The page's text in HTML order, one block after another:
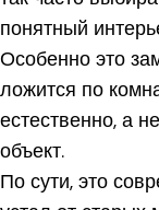
понятный
Особенно это
ложится по
естественно, а
объект.
По сути, это